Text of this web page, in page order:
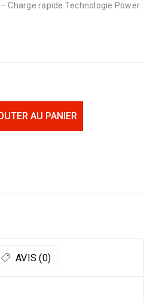
Charge rapide Technologie Power
AU PANIER
AVIS (0)